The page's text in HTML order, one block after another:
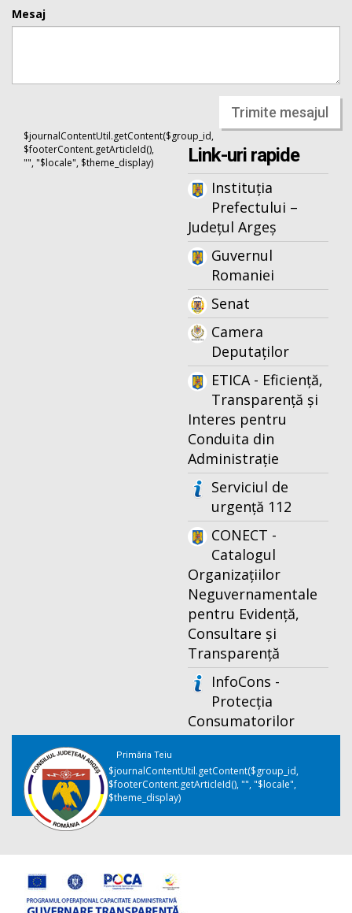
Mesaj
Trimite mesajul
$journalContentUtil.getContent($group_id,
$footerContent.getArticleId(),
"", "$locale", $theme_display)
Link-uri rapide
Instituția
Prefectului –
Județul Argeș
Guvernul
Romaniei
Senat
Camera
Deputaților
ETICA - Eficiență,
Transparență și
Interes pentru
Conduita din
Administrație
Serviciul de
urgență 112
CONECT -
Catalogul
Organizațiilor
Neguvernamentale
pentru Evidență,
Consultare și
Transparență
InfoCons -
Protecția
Consumatorilor
Primăria Teiu
$journalContentUtil.getContent($group_id,
$footerContent.getArticleId(), "", "$locale",
$theme_display)